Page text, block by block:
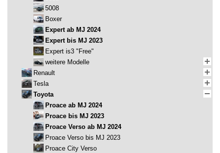
5008
Boxer
Expert ab MJ 2024
Expert bis MJ 2023
Expert is3 "Free"
weitere Modelle
Renault
Tesla
Toyota
Proace ab MJ 2024
Proace bis MJ 2023
Proace Verso ab MJ 2024
Proace Verso bis MJ 2023
Proace City Verso